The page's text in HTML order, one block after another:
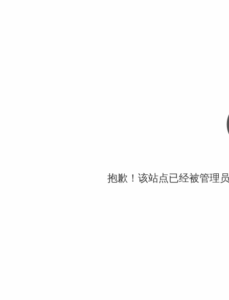
抱歉！该站点已经被管理